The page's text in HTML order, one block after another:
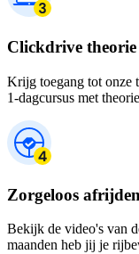
Clickdrive theorie
Krijg toegang tot onze
1-dagcursus met
Zorgeloos afrijden
Bekijk de video's van
maanden heb jij je